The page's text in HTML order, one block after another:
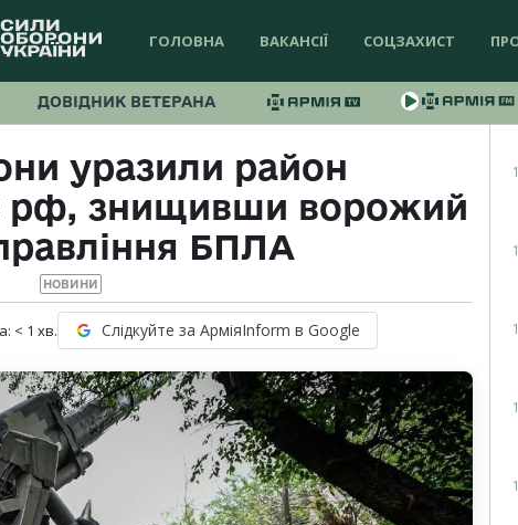
ГОЛОВНА ВАКАНСІЇ СОЦЗАХИСТ
ДОВІДНИК ВЕТЕРАНА
уразили район
рф, знищивши ворожий
БПЛА
НОВИНИ
< 1 хв. Слідкуйте за АрміяInform в Google